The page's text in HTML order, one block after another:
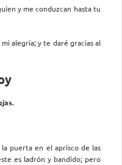
y me conduzcan hasta tu
alegría; y te daré gracias al
puerta en el aprisco de las
es ladrón y bandido; pero